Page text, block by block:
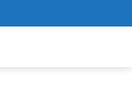
UMKM